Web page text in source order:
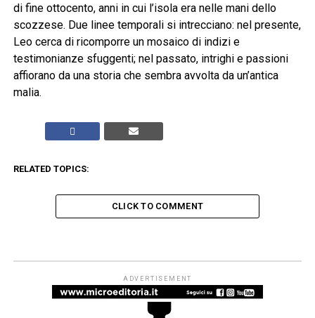
di fine ottocento, anni in cui l’isola era nelle mani dello
scozzese. Due linee temporali si intrecciano: nel presente,
Leo cerca di ricomporre un mosaico di indizi e
testimonianze sfuggenti; nel passato, intrighi e passioni
affiorano da una storia che sembra avvolta da un’antica
malia.
RELATED TOPICS:
CLICK TO COMMENT
IL LIBRO DEL MESE